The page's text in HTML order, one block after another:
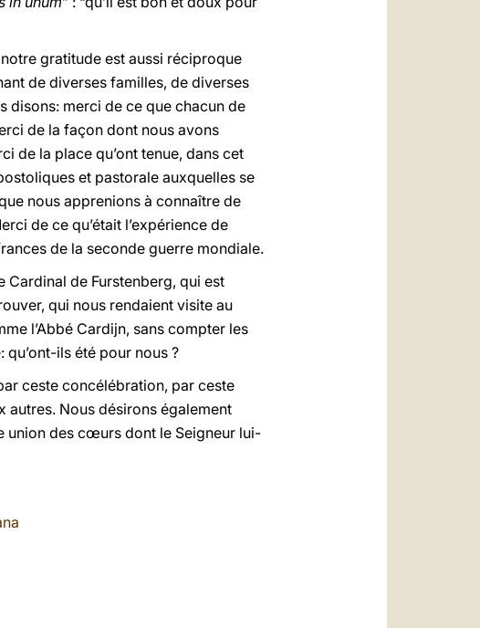
gratitude est aussi réciproque
de diverses familles, de diverses
disons: merci de ce que chacun de
de la façon dont nous avons
de la place qu’ont tenue, dans cet
et pastorale auxquelles se
nous apprenions à connaître de
de ce qu’était l’expérience de
de la seconde guerre mondiale.
Cardinal de Furstenberg, qui est
qui nous rendaient visite au
l’Abbé Cardijn, sans compter les
ils été pour nous ?
ceste concélébration, par ceste
autres. Nous désirons également
union des cœurs dont le Seigneur lui-